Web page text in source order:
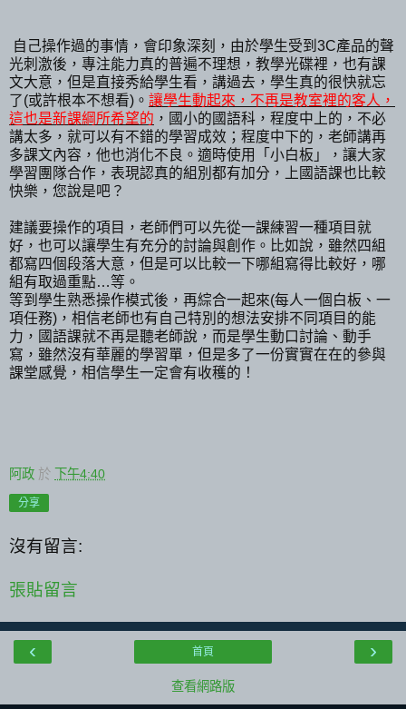
自己操作過的事情，會印象深刻，由於學生受到3C產品的聲
光刺激後，專注能力真的普遍不理想，教學光碟裡，也有課
文大意，但是直接秀給學生看，講過去，學生真的很快就忘
了(或許根本不想看)。 讓學生動起來，不再是教室裡的客人，
這也是新課綱所希望的 ，國小的國語科，程度中上的，不必
講太多，就可以有不錯的學習成效；程度中下的，老師講再
多課文內容，他也消化不良。適時使用「小白板」，讓大家
學習團隊合作，表現認真的組別都有加分，上國語課也比較
快樂，您說是吧？
建議要操作的項目，老師們可以先從一課練習一種項目就
好，也可以讓學生有充分的討論與創作。比如說，雖然四組
都寫四個段落大意，但是可以比較一下哪組寫得比較好，哪
組有取過重點…等。
等到學生熟悉操作模式後，再綜合一起來(每人一個白板、一
項任務)，相信老師也有自己特別的想法安排不同項目的能
力，國語課就不再是聽老師說，而是學生動口討論、動手
寫，雖然沒有華麗的學習單，但是多了一份實實在在的參與
課堂感覺，相信學生一定會有收穫的！
阿政 於 下午4:40
分享
沒有留言:
張貼留言
‹ ›
首頁
查看網路版